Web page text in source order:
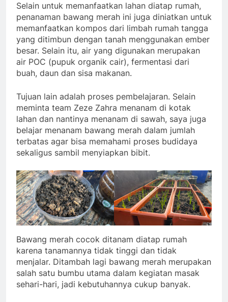
Selain untuk memanfaatkan lahan diatap rumah,
penanaman bawang merah ini juga diniatkan untuk
memanfaatkan kompos dari limbah rumah tangga
yang ditimbun dengan tanah menggunakan ember
besar. Selain itu, air yang digunakan merupakan
air POC (pupuk organik cair), fermentasi dari
buah, daun dan sisa makanan.
Tujuan lain adalah proses pembelajaran. Selain
meminta team Zeze Zahra menanam di kotak
lahan dan nantinya menanam di sawah, saya juga
belajar menanam bawang merah dalam jumlah
terbatas agar bisa memahami proses budidaya
sekaligus sambil menyiapkan bibit.
Bawang merah cocok ditanam diatap rumah
karena tanamannya tidak tinggi dan tidak
menjalar. Ditambah lagi bawang merah merupakan
salah satu bumbu utama dalam kegiatan masak
sehari-hari, jadi kebutuhannya cukup banyak.